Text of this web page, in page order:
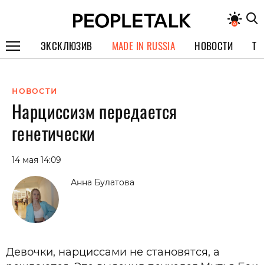
ЭКСКЛЮЗИВ
СПЕЦПРОЕКТЫ
ИНТЕРВЬЮ
ПОКОЛЕНИЕ
MADE IN RUSSIA НОВОСТИ
НОВОСТИ
Нарциссизм передается
генетически
14 мая 14:09
Анна Булатова
Девочки, нарциссами не становятся, а